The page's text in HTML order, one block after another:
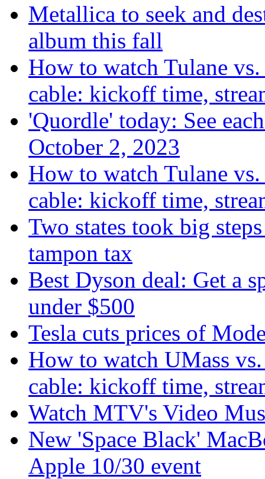
Metallica to seek and
album this fall
How to watch Tulane
cable: kickoff time,
'Quordle' today: See
October 2, 2023
How to watch Tulane
cable: kickoff time,
Two states took big
tampon tax
Best Dyson deal: Get a
under $500
Tesla cuts prices of
How to watch UMass
cable: kickoff time,
Watch MTV's Video
New 'Space Black'
Apple 10/30 event